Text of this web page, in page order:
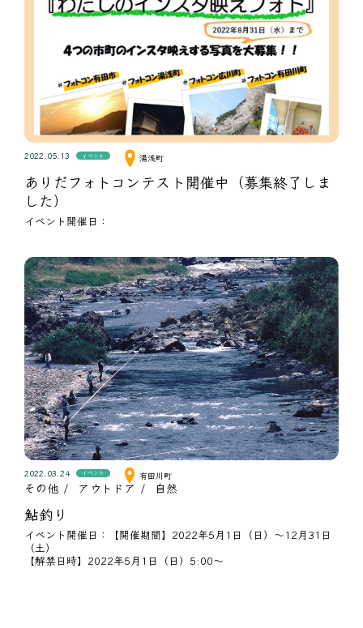
2022.05.13 イベント 湯浅町
ありだフォトコンテスト開催中（募集終了しま
した）
イベント開催日：
2022.03.24 イベント 有田川町
その他 アウトドア 自然
鮎釣り
イベント開催日：【開催期間】2022年5月1日（日）～12月31日
（土）
【解禁日時】2022年5月1日（日）5:00～